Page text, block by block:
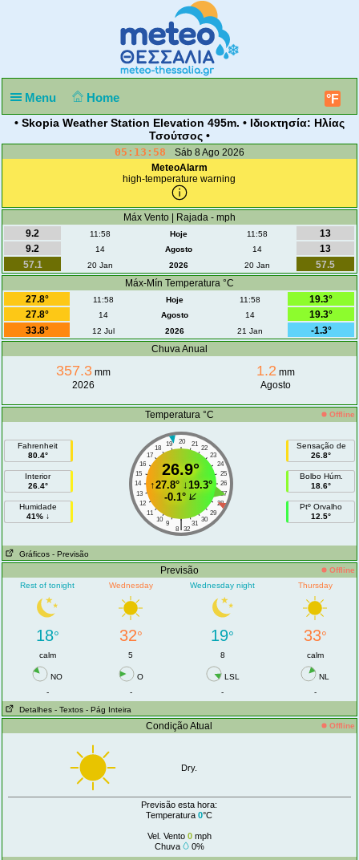
Menu Home °F
• Skopia Weather Station Elevation 495m. • Ιδιοκτησία: Ηλίας
Τσούτσος •
05:13:58
Sáb 8 Ago 2026
MeteoAlarm
high-temperature warning
Máx Vento | Rajada - mph
9.2
11:58 Hoje 11:58
13
9.2
14 Agosto 14
13
57.1
20 Jan 2026 20 Jan
57.5
Máx-Mín Temperatura °C
27.8°
11:58 Hoje 11:58
19.3°
27.8°
14 Agosto 14
19.3°
33.8°
12 Jul 2026 21 Jan
-1.3°
Chuva Anual
357.3 mm
2026
1.2 mm
Agosto
Temperatura °C Offline
Fahrenheit
80.4°
Interior
26.4°
Humidade
41% ↓
20
19 21
18
22
17
23
16
24
15
25
14
26
13
27
12
28
11
29
10
30
9 31
|
8 32
26.9°
↑27.8°↓19.3°
-0.1°
Sensação de
26.8°
Bolbo Húm.
18.6°
Ptº Orvalho
12.5°
Gráficos - Previsão
Previsão
Offline
Rest of tonight
Wednesday Wednesday night Thursday
18° 32° 19° 33°
calm 5 8 calm
NO O LSL
NL
-
- -
-
Detalhes - Textos - Pág Inteira
Condição Atual Offline
Dry.
Previsão esta hora:
Temperatura0°C
Vel. Vento 0mph
Chuva
0%